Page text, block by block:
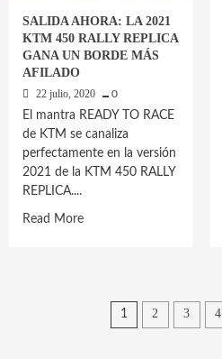
SALIDA AHORA: LA 2021
KTM 450 RALLY REPLICA
GANA UN BORDE MÁS
AFILADO
22 julio, 2020 0
El mantra READY TO RACE
de KTM se canaliza
perfectamente en la versión
2021 de la KTM 450 RALLY
REPLICA....
Read MoreRead
2021
Paginación
1 2 3 4